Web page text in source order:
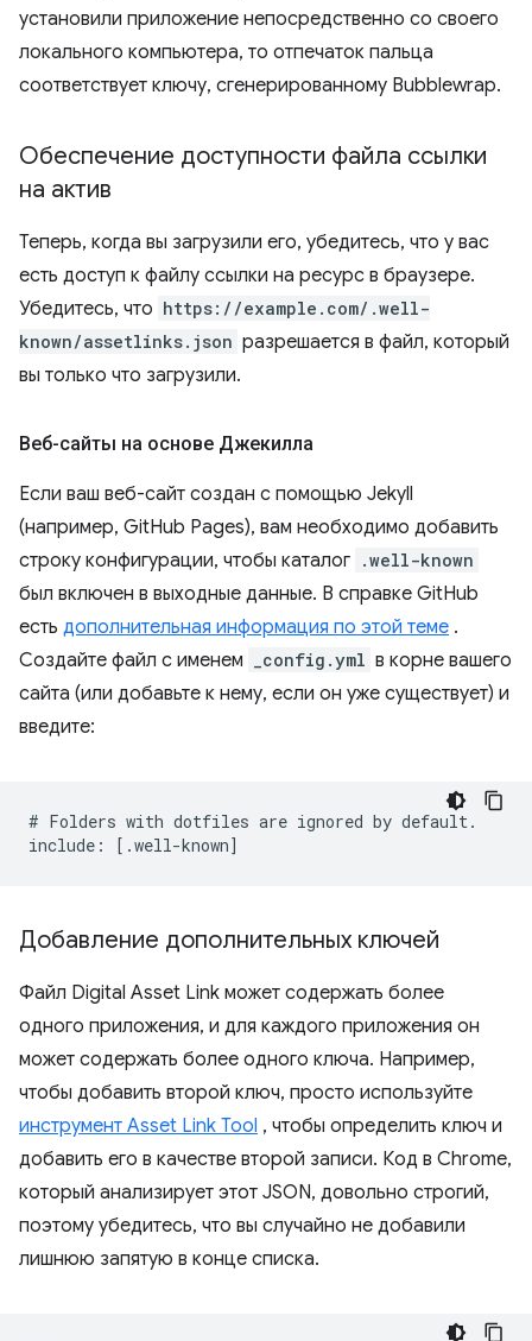
установили приложение непосредственно со своего
локального компьютера, то отпечаток пальца
соответствует ключу, сгенерированному Bubblewrap.
Обеспечение доступности файла ссылки
на актив
Теперь, когда вы загрузили его, убедитесь, что у вас
есть доступ к файлу ссылки на ресурс в браузере.
Убедитесь, что https://example.com/.well-
known/assetlinks.json разрешается в файл, который
вы только что загрузили.
Веб-сайты на основе Джекилла
Если ваш веб-сайт создан с помощью Jekyll
(например, GitHub Pages), вам необходимо добавить
строку конфигурации, чтобы каталог .well-known
был включен в выходные данные. В справке GitHub
есть дополнительная информация по этой теме .
Создайте файл с именем
_config.yml в корне вашего
сайта (или добавьте к нему, если он уже существует) и
введите:
# Folders with dotfiles are ignored by default.
Добавление дополнительных ключей
Файл Digital Asset Link может содержать более
одного приложения, и для каждого приложения он
может содержать более одного ключа. Например,
чтобы добавить второй ключ, просто используйте
инструмент Asset Link Tool , чтобы определить ключ и
добавить его в качестве второй записи. Код в Chrome,
который анализирует этот JSON, довольно строгий,
поэтому убедитесь, что вы случайно не добавили
лишнюю запятую в конце списка.